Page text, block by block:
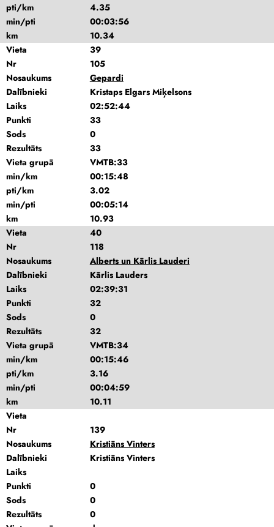
pti/km
4.35
min/pti
00:03:56
km
10.34
Vieta
39
Nr
105
Nosaukums
Gepardi
Dalībnieki
Kristaps Elgars Miķelsons
Laiks
02:52:44
Punkti
33
Sods
0
Rezultāts
33
Vieta grupā
VMTB:33
min/km
00:15:48
pti/km
3.02
min/pti
00:05:14
km
10.93
Vieta
40
Nr
118
Nosaukums
Alberts un Kārlis Lauderi
Dalībnieki
Kārlis Lauders
Laiks
02:39:31
Punkti
32
Sods
0
Rezultāts
32
Vieta grupā
VMTB:34
min/km
00:15:46
pti/km
3.16
min/pti
00:04:59
km
10.11
Vieta
Nr
139
Nosaukums
Kristiāns Vinters
Dalībnieki
Kristiāns Vinters
Laiks
Punkti
0
Sods
0
Rezultāts
0